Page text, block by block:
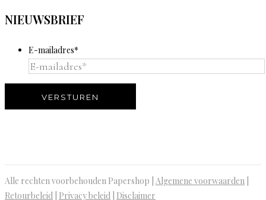
NIEUWSBRIEF
E-mailadres*
VERSTUREN
Alle rechten voorbehouden Papershop | Algemene voorwaarden
Retourbeleid
Privacy beleid Disclaimer